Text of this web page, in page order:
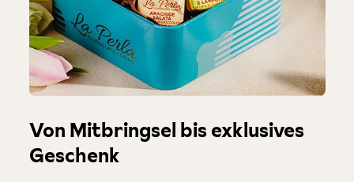
Von Mitbringsel bis exklusives
Geschenk